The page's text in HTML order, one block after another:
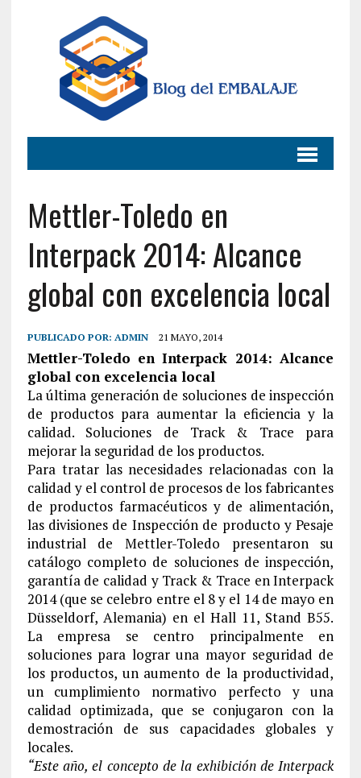
Mettler-Toledo en
Interpack 2014: Alcance
global con excelencia local
PUBLICADO POR: ADMIN 21 MAYO, 2014
Mettler-Toledo en Interpack 2014: Alcance
global con excelencia local
La última generación de soluciones de inspección
de productos para aumentar la eficiencia y la
calidad. Soluciones de Track & Trace para
mejorar la seguridad de los productos.
Para tratar las necesidades relacionadas con la
calidad y el control de procesos de los fabricantes
de productos farmacéuticos y de alimentación,
las divisiones de Inspección de producto y Pesaje
industrial de Mettler-Toledo presentaron su
catálogo completo de soluciones de inspección,
garantía de calidad y Track & Trace en Interpack
2014 (que se celebro entre el 8 y el 14 de mayo en
Düsseldorf, Alemania) en el Hall 11, Stand B55.
La empresa se centro principalmente en
soluciones para lograr una mayor seguridad de
los productos, un aumento de la productividad,
un cumplimiento normativo perfecto y una
calidad optimizada, que se conjugaron con la
demostración de sus capacidades globales y
locales.
“Este año, el concepto de la exhibición de Interpack